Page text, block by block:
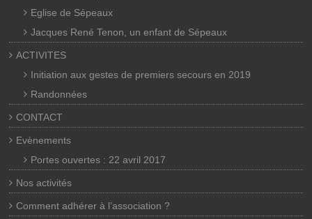
Eglise de Sépeaux
Jacques René Tenon, un enfant de Sépeaux
ACTIVITES
Initiation aux gestes de premiers secours en 2019
Randonnées
CONTACT
Evènements
Portes ouvertes : 22 avril 2017
Nos activités
Comment adhérer à l’association ?